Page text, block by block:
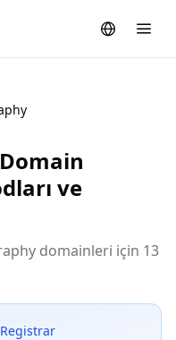
ve
domainleri için 13
Registrar